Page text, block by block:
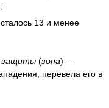
13 и менее
защиты (зона) —
перевела его в